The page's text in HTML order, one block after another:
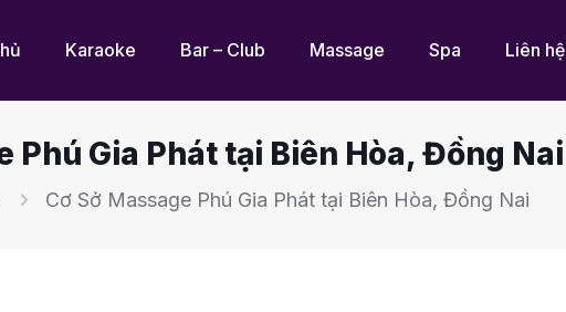
Karaoke Bar – Club Massage Spa Liên hệ
Phú Gia Phát tại Biên Hòa, Đồng Nai
Cơ Sở Massage Phú Gia Phát tại Biên Hòa, Đồng Nai